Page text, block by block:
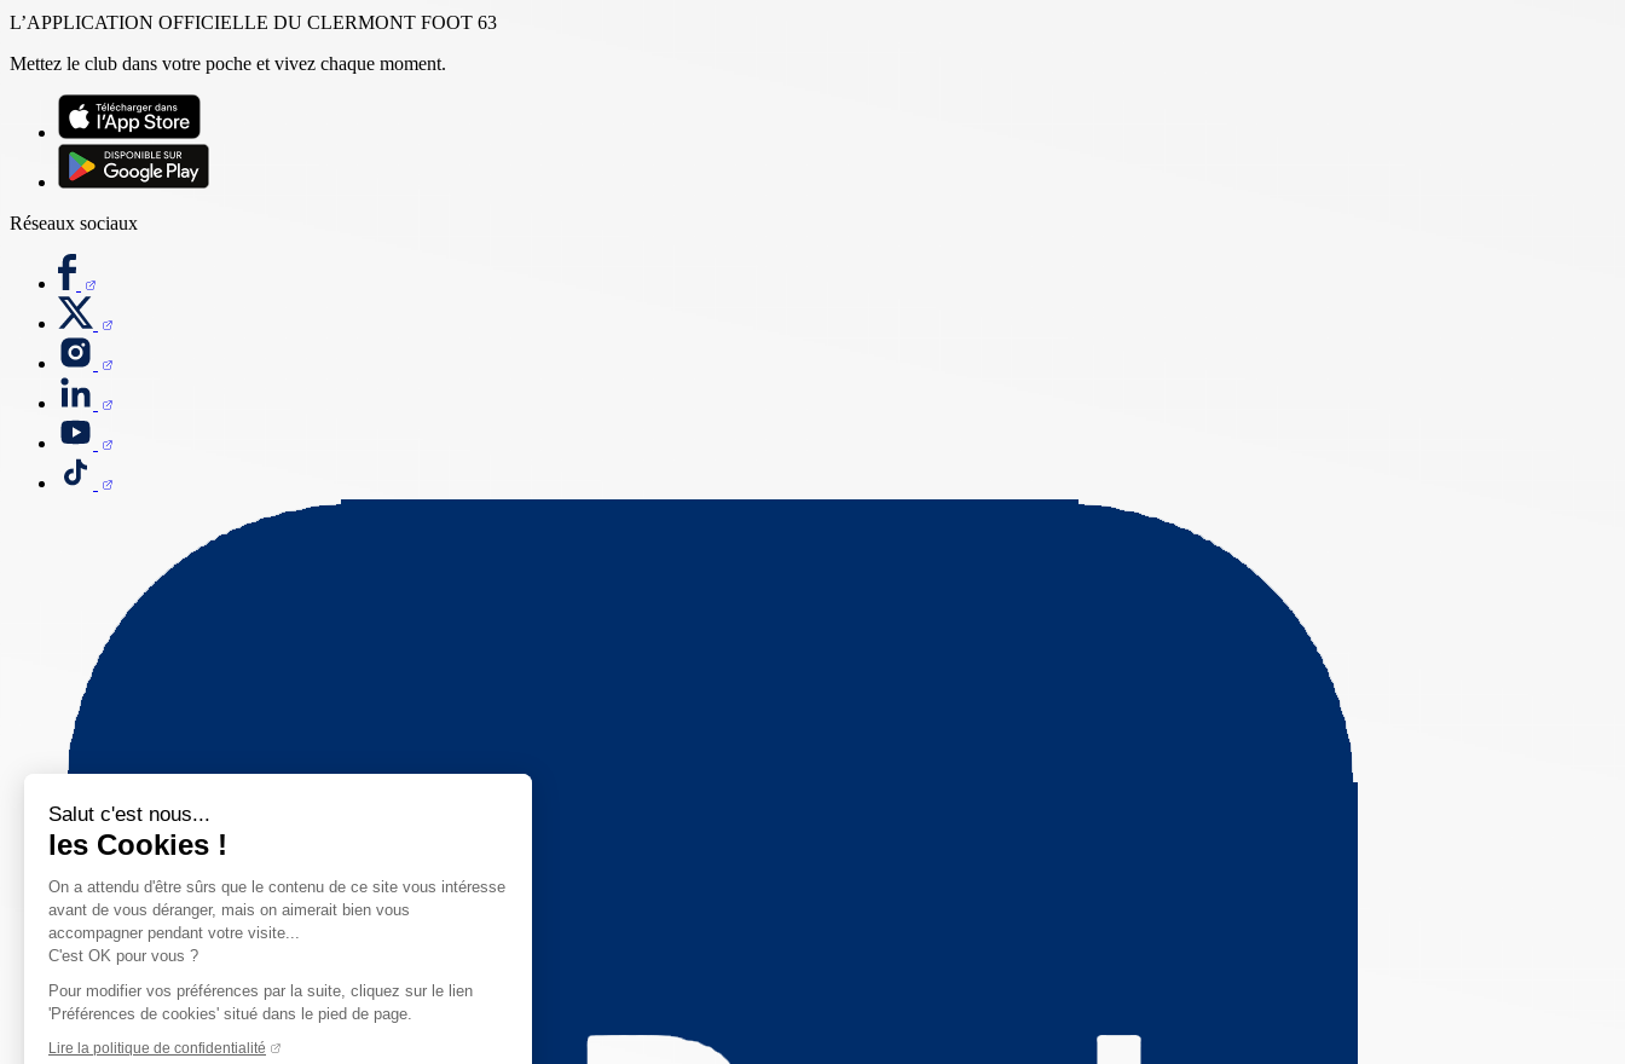
Salut c'est nous...
les Cookies !
On a attendu d'être sûrs que le contenu de ce site vous intéresse
avant de vous déranger, mais on aimerait bien vous
accompagner pendant votre visite...
C'est OK pour vous ?
Pour modifier vos préférences par la suite, cliquez sur le lien
'Préférences de cookies' situé dans le pied de page.
Lire la politique de confidentialité
L’APPLICATION OFFICIELLE DU CLERMONT FOOT 63
Mettez le club dans votre poche et vivez chaque moment.
Réseaux sociaux